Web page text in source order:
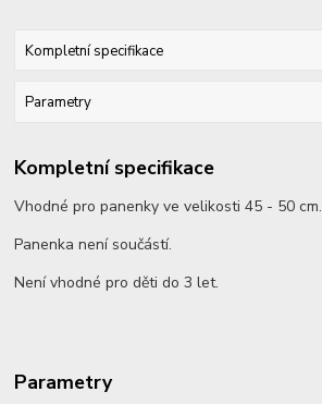
Kompletní specifikace
Parametry
Kompletní specifikace
Vhodné pro panenky ve velikosti 45 - 50 cm.
Panenka není součástí.
Není vhodné pro děti do 3 let.
Parametry